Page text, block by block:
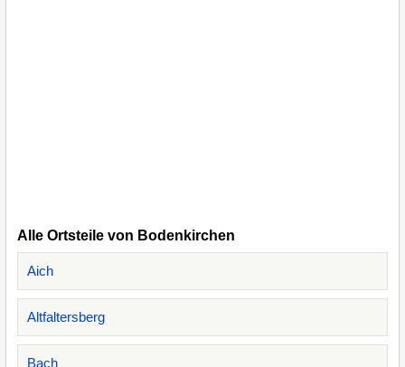
Alle Ortsteile von Bodenkirchen
Aich
Altfaltersberg
Bach